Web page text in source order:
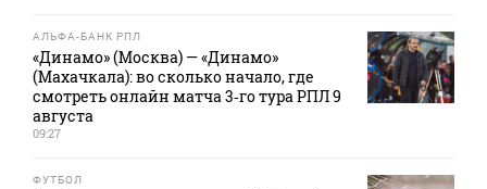
АЛЬФА-БАНК РПЛ
«Динамо» (Москва) — «Динамо»
(Махачкала): во сколько начало, где
смотреть онлайн матча 3‑го тура РПЛ 9
августа
09:27
ФУТБОЛ